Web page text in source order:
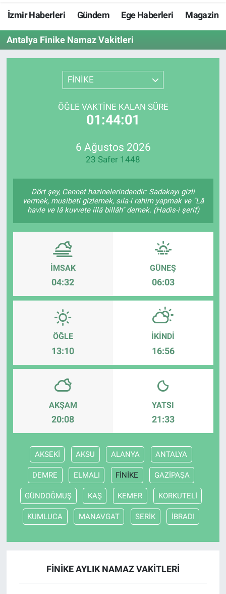
İzmir Haberleri Gündem Ege Haberleri Magazin
Antalya Finike Namaz Vakitleri
FİNİKE
ÖĞLE VAKTINE KALAN SÜRE
01:44:00
6 Ağustos 2026
23 Safer 1448
Dört şey, Cennet hazinelerindendir: Sadakayı gizli
vermek, musibeti gizlemek, sıla-i rahim yapmak ve "Lâ
havle ve lâ kuvvete illâ billâh" demek. (Hadis-i şerif)
İMSAK
04:32
GÜNEŞ
06:03
ÖĞLE
13:10
İKINDI
16:56
AKŞAM
20:08
YATSI
21:33
AKSEKİ AKSU ALANYA ANTALYA
DEMRE ELMALI FİNİKE GAZİPAŞA
GÜNDOĞMUŞ KAŞ KEMER KORKUTELİ
KUMLUCA MANAVGAT SERİK İBRADI
FİNİKE AYLIK NAMAZ VAKITLERI
Resmi İlanlar
Resmi Reklam